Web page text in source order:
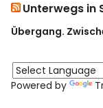
Unterwegs in
Übergang.
Powered by